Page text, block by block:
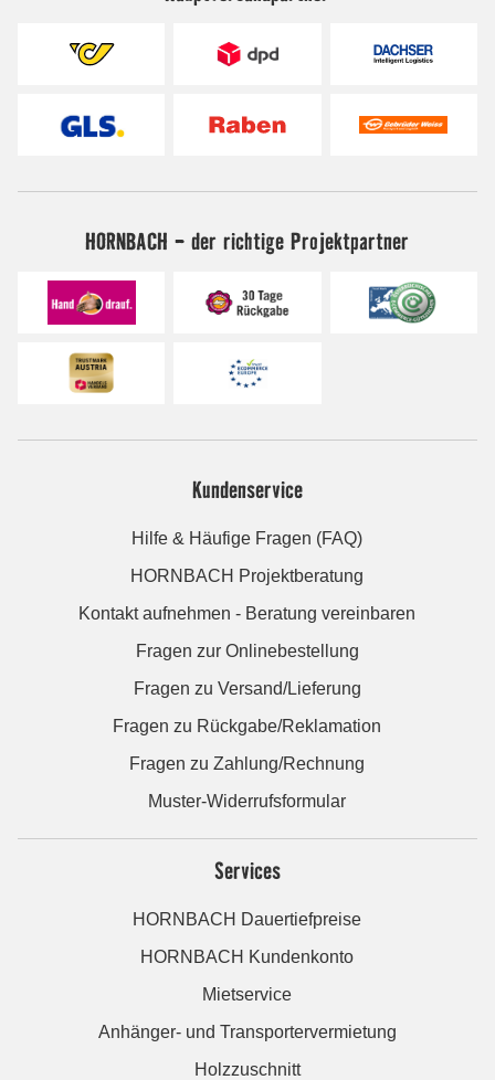
HORNBACH - der richtige Projektpartner
Kundenservice
Hilfe & Häufige Fragen (FAQ)
HORNBACH Projektberatung
Kontakt aufnehmen - Beratung vereinbaren
Fragen zur Onlinebestellung
Fragen zu Versand/Lieferung
Fragen zu Rückgabe/Reklamation
Fragen zu Zahlung/Rechnung
Muster-Widerrufsformular
Services
HORNBACH Dauertiefpreise
HORNBACH Kundenkonto
Mietservice
Anhänger- und Transportervermietung
Holzzuschnitt